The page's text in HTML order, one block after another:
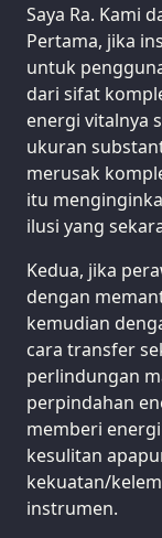
Saya Ra. Kami
Pertama, jika
untuk
dari sifat
energi vitalnya
ukuran
merusak
itu
ilusi yang
Kedua, jika
dengan
kemudian
cara transfer
perlindungan
perpindahan
memberi
kesulitan
kekuatan/
instrumen.